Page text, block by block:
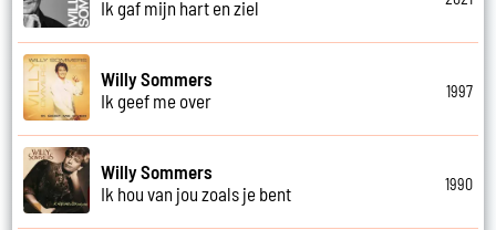
Ik gaf mijn hart en ziel
Willy Sommers
Ik geef me over
1997
Willy Sommers
Ik hou van jou zoals je bent
1990